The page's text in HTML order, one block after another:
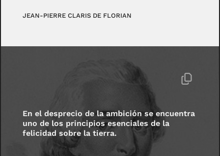
JEAN-PIERRE CLARIS DE FLORIAN
En el desprecio de la ambición se encuentra
uno de los principios esenciales de la
felicidad sobre la tierra.